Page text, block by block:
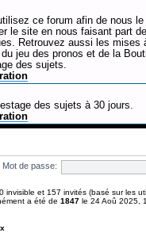
ce forum afin de nous le
le site en nous faisant part
Retrouvez aussi les mises
jeu des pronos et de la
des sujets.
des sujets à 30 jours.
Mot de passe:
invisible et 157 invités (basé sur les
a été de 1847 le 24 Aoû 2025,